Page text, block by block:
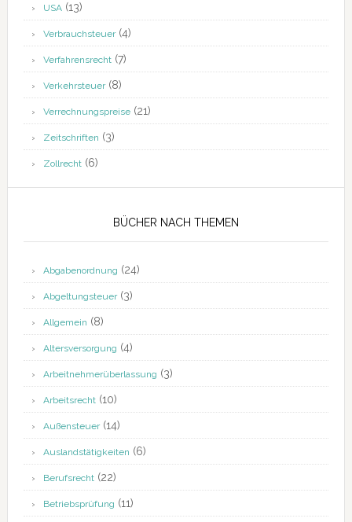
USA(13)
Verbrauchsteuer(4)
Verfahrensrecht(7)
Verkehrsteuer(8)
Verrechnungspreise(21)
Zeitschriften (3)
Zollrecht(6)
BÜCHER NACH THEMEN
Abgabenordnung (24)
Abgeltungsteuer(3)
Allgemein (8)
Altersversorgung (4)
Arbeitnehmerüberlassung (3)
Arbeitsrecht(10)
Außensteuer(14)
Auslandstätigkeiten (6)
Berufsrecht(22)
Betriebsprüfung (11)